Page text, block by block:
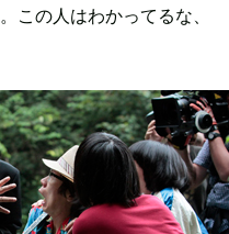
この人はわかってるな、